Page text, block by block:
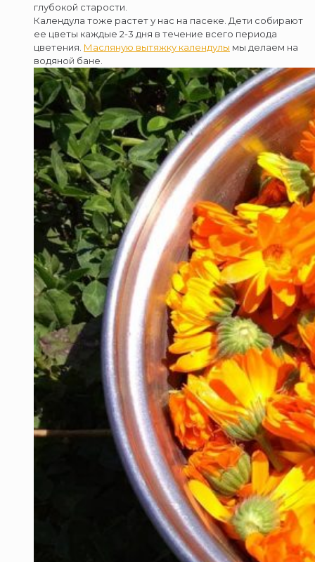
глубокой старости.
Календула тоже растет у нас на пасеке. Дети собирают
ее цветы каждые 2-3 дня в течение всего периода
цветения. Масляную вытяжку календулы мы делаем на
водяной бане.